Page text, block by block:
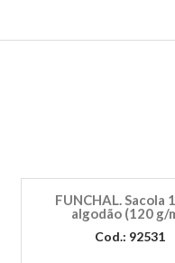
FUNCHAL. Sacola
algodão (120 g/
Cod.: 92531